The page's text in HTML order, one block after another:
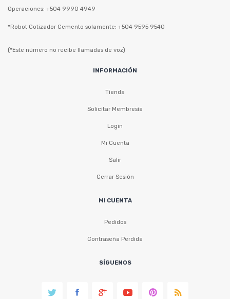
Operaciones: +504 9990 4949
*Robot Cotizador Cemento solamente: +504 9595 9540
(*Este número no recibe llamadas de voz)
INFORMACIÓN
Tienda
Solicitar Membresía
Login
Mi Cuenta
Salir
Cerrar Sesión
MI CUENTA
Pedidos
Contraseña Perdida
SÍGUENOS